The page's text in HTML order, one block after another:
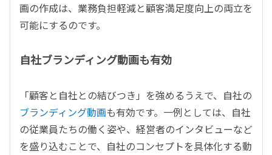
画の作成は、業務負担軽減と顧客満足度向上の両立を
可能にするのです。
自社ブランディング動画も有効
「顧客と自社との結びつき」を強めるうえで、自社の
ブランディング動画も有効です。一例としては、自社
の従業員たちの働く姿や、経営者のインタビューなど
を盛り込むことで、自社のコンセプトを具体化する動